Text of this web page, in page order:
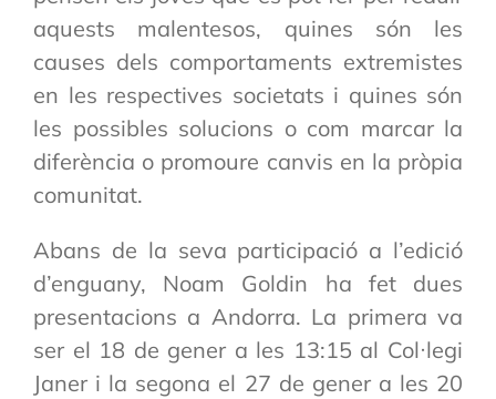
aquests malentesos, quines són les
causes dels comportaments extremistes
en les respectives societats i quines són
les possibles solucions o com marcar la
diferència o promoure canvis en la pròpia
comunitat.
Abans de la seva participació a l’edició
d’enguany, Noam Goldin ha fet dues
presentacions a Andorra. La primera va
ser el 18 de gener a les 13:15 al Col·legi
Janer i la segona el 27 de gener a les 20